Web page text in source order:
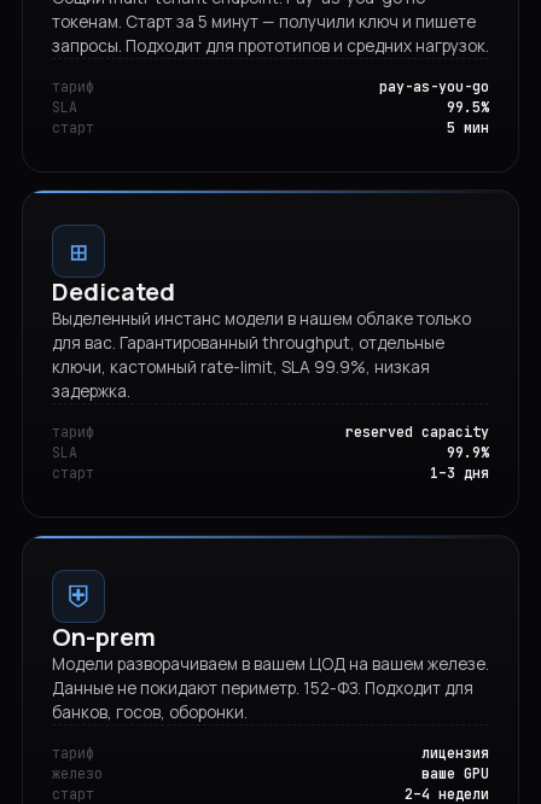
токенам. Старт за 5 минут — получили ключ и пишете
запросы. Подходит для прототипов и средних нагрузок.
тариф
pay-as-you-go
SLA
99.5%
старт
5 мин
⊞
Dedicated
Выделенный инстанс модели в нашем облаке только
для вас. Гарантированный throughput, отдельные
ключи, кастомный rate-limit, SLA 99.9%, низкая
задержка.
тариф
reserved capacity
SLA
99.9%
старт
1–3 дня
⛨
On-prem
Модели разворачиваем в вашем ЦОД на вашем железе.
Данные не покидают периметр. 152-ФЗ. Подходит для
банков, госов, оборонки.
тариф
лицензия
железо
ваше GPU
старт
2–4 недели